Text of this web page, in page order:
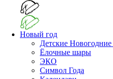
Новый год
Детские
Ёлочные шары
ЭКО
Символ Года